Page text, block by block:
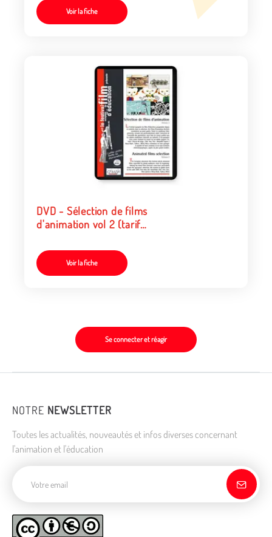
Voir la fiche
DVD - Sélection de films
d'animation vol 2 (tarif
Voir la fiche
Se connecter et réagir
NOTRE NEWSLETTER
Toutes les actualités, nouveautés et infos diverses concernant
l'animation et l'éducation